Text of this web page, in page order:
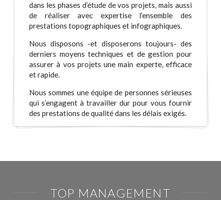
dans les phases d’étude de vos projets, mais aussi
de réaliser avec expertise l’ensemble des
prestations topographiques et infographiques.
Nous disposons -et disposerons toujours- des
derniers moyens techniques et de gestion pour
assurer à vos projets une main experte, efficace
et rapide.
Nous sommes une équipe de personnes sérieuses
qui s’engagent à travailler dur pour vous fournir
des prestations de qualité dans les délais exigés.
TOP MANAGEMENT